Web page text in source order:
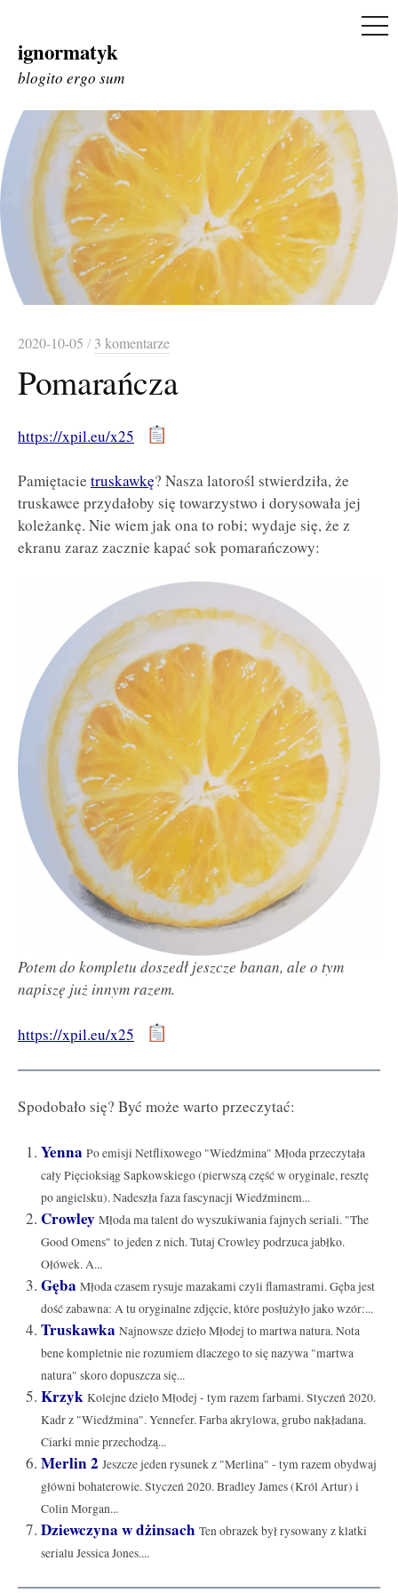
Skip
to
ignormatyk
blogito ergo sum
2020-10-05 / 3 komentarze
Pomarańcza
https://xpil.eu/x25
Pamiętacie truskawkę? Nasza latorośl stwierdziła, że
truskawce przydałoby się towarzystwo i dorysowała jej
koleżankę. Nie wiem jak ona to robi; wydaje się, że z
ekranu zaraz zacznie kapać sok pomarańczowy:
Potem do kompletu doszedł jeszcze banan, ale o tym
napiszę już innym razem.
https://xpil.eu/x25
Spodobało się? Być może warto przeczytać:
Yenna Po emisji Netflixowego "Wiedźmina" Młoda przeczytała
cały Pięcioksiąg Sapkowskiego (pierwszą część w oryginale, resztę
po angielsku). Nadeszła faza fascynacji Wiedźminem...
Crowley Młoda ma talent do wyszukiwania fajnych seriali. "The
Good Omens" to jeden z nich. Tutaj Crowley podrzuca jabłko.
Ołówek. A...
Gęba Młoda czasem rysuje mazakami czyli flamastrami. Gęba jest
dość zabawna: A tu oryginalne zdjęcie, które posłużyło jako wzór:...
Truskawka Najnowsze dzieło Młodej to martwa natura. Nota
bene kompletnie nie rozumiem dlaczego to się nazywa "martwa
natura" skoro dopuszcza się...
Krzyk Kolejne dzieło Młodej - tym razem farbami. Styczeń 2020.
Kadr z "Wiedźmina". Yennefer. Farba akrylowa, grubo nakładana.
Ciarki mnie przechodzą...
Merlin 2 Jeszcze jeden rysunek z "Merlina" - tym razem obydwaj
główni bohaterowie. Styczeń 2020. Bradley James (Król Artur) i
Colin Morgan...
Dziewczyna w dżinsach Ten obrazek był rysowany z klatki
serialu Jessica Jones....